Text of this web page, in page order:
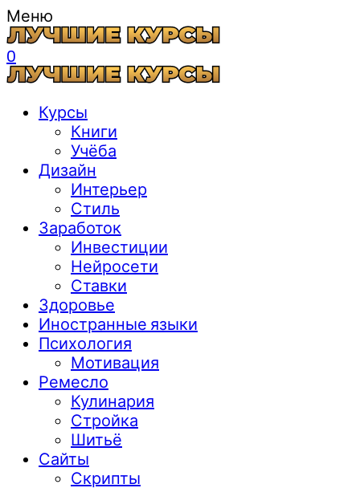
Меню
0
Курсы
Книги
Учёба
Дизайн
Интерьер
Стиль
Заработок
Инвестиции
Нейросети
Ставки
Здоровье
Иностранные языки
Психология
Мотивация
Ремесло
Кулинария
Стройка
Шитьё
Сайты
Скрипты